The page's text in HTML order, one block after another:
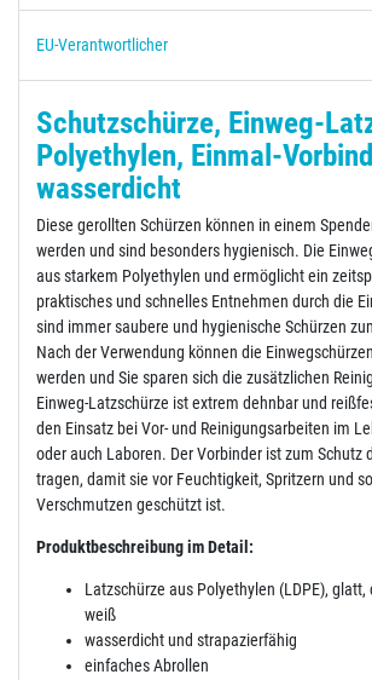
EU-Verantwortlicher
Schutzschürze, Einweg-
Polyethylen, Einmal-
wasserdicht
Diese gerollten Schürzen können in einem
werden und sind besonders hygienisch. Die
aus starkem Polyethylen und ermöglicht ein
praktisches und schnelles Entnehmen durch die
sind immer saubere und hygienische Schürzen
Nach der Verwendung können die
werden und Sie sparen sich die zusätzlichen
Einweg-Latzschürze ist extrem dehnbar und
den Einsatz bei Vor- und Reinigungsarbeiten im
oder auch Laboren. Der Vorbinder ist zum Schutz
tragen, damit sie vor Feuchtigkeit, Spritzern und
Verschmutzen geschützt ist.
Produktbeschreibung im Detail:
Latzschürze aus Polyethylen (LDPE), glatt,
weiß
wasserdicht und strapazierfähig
einfaches Abrollen